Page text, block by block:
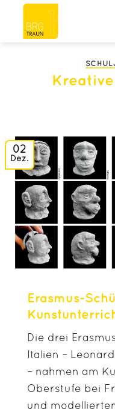
Zum
Inhalt
springen
02
Dez.
Erasmus-
Die drei
Italien –
– nahmen am
Oberstufe bei
und